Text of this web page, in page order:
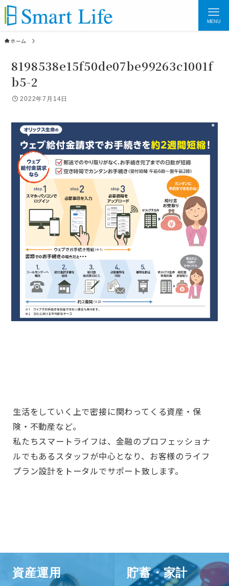
MENU
ホーム
8198538e15f50de07be99263c1001f
b5-2
2022年7月14日
生活をしていく上で密接に関わってくる資産・保
険・不動産など。
私たちスマートライフは、金融のプロフェッショナ
ルでもあるスタッフが中心となり、お客様のライフ
プラン設計をトータルでサポート致します。
資産運用 貯蓄・家計